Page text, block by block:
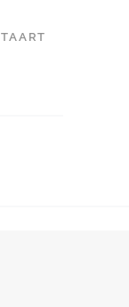
TAART